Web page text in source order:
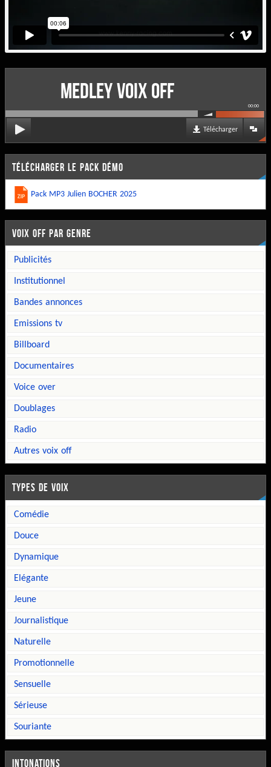
MEDLEY VOIX OFF
00:00
Télécharger
TÉLÉCHARGER LE PACK DÉMO
Pack MP3 Julien BOCHER 2025
VOIX OFF PAR GENRE
publicités
institutionnel
bandes annonces
emissions tv
billboard
documentaires
voice over
doublages
radio
autres voix off
TYPES DE VOIX
comédie
douce
dynamique
elégante
jeune
journalistique
naturelle
promotionnelle
sensuelle
sérieuse
souriante
INTONATIONS